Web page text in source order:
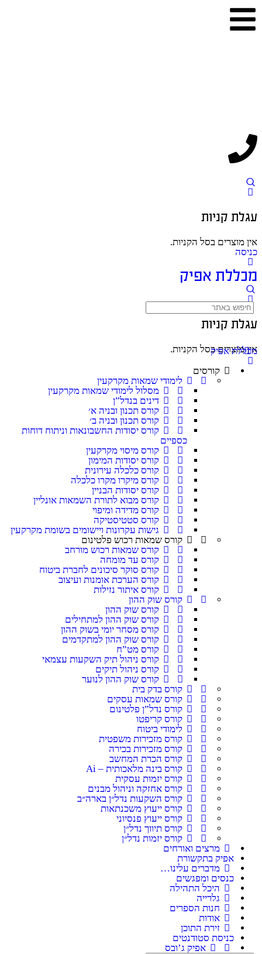
עגלת קניות
אין מוצרים בסל הקניות.
כניסה
מכללת אפיק
עגלת קניות
אין מוצרים בסל הקניות.
מכללת אפיק
קורסים
לימודי שמאות מקרקעין
מסלול לימודי שמאות מקרקעין
דינים בנדל”ן
קורס תכנון ובניה א׳
קורס תכנון ובניה ב׳
קורס יסודות החשבונאות וניתוח דוחות
כספיים
קורס מיסוי מקרקעין
קורס יסודות המימון
קורס כלכלה עירונית
קורס מיקרו מקרו כלכלה
קורס יסודות הבניין
קורס מבוא לתורת השמאות אונליין
קורס מדידה ומיפוי
קורס סטטיסטיקה
גישות עקרונות ויישומים בשומת מקרקעין
קורס שמאות רכוש פלטינום
קורס שמאות רכוש מורחב
קורס עד מומחה
קורס סוקר סיכונים לחברת ביטוח
קורס הערכת אומנות ועיצוב
קורס איתור נזילות
קורס שוק ההון
קורס שוק ההון
קורס שוק ההון למתחילים
קורס מסחר יומי בשוק ההון
קורס שוק ההון למתקדמים
קורס מט”ח
קורס ניהול תיק השקעות עצמאי
קורס ניהול תיקים
קורס שוק ההון לנוער
קורס בדק בית
קורס שמאות עסקים
קורס נדל”ן פלטינום
קורס קריפטו
לימודי ביטוח
קורס מזכירות משפטית
קורס מזכירות בכירה
קורס הכרת המחשב
קורס בינה מלאכותית – Ai
קורס יזמות עסקית
קורס אחזקה וניהול מבנים
קורס השקעות נדל״ן בארה״ב
קורס ייעוץ משכנתאות
קורס ייעוץ פנסיוני
קורס תיווך נדל״ן
קורס יזמות נדל״ן
מרצים ואורחים
אפיק בתקשורת
מדברים עלינו…
כנסים ומפגשים
היכל התהילה
גלרייה
חנות הספרים
אודות
זירת התוכן
כניסת סטודנטים
אפיק ג’ובס